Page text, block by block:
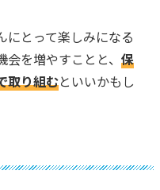
にとって楽しみになる
を増やすことと、 保
取り組むといいかもし